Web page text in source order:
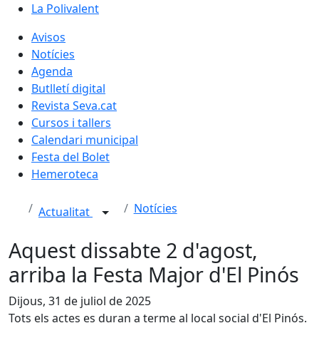
La Polivalent
Avisos
Notícies
Agenda
Butlletí digital
Revista Seva.cat
Cursos i tallers
Calendari municipal
Festa del Bolet
Hemeroteca
Actualitat Notícies
Aquest dissabte 2 d'agost,
arriba la Festa Major d'El Pinós
Dijous, 31 de juliol de 2025
Tots els actes es duran a terme al local social d'El Pinós.